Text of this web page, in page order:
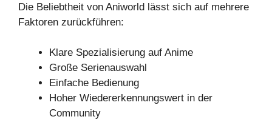
Die Beliebtheit von Aniworld lässt sich auf mehrere
Faktoren zurückführen:
Klare Spezialisierung auf Anime
Große Serienauswahl
Einfache Bedienung
Hoher Wiedererkennungswert in der
Community